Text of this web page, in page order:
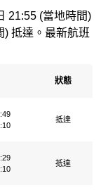
21:55 (當地時間)
) 抵達。最新航班
狀態
抵達
抵達